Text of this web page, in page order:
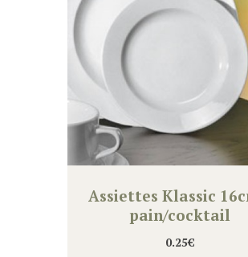
Assiettes Klassic
pain/cocktail
0.25€